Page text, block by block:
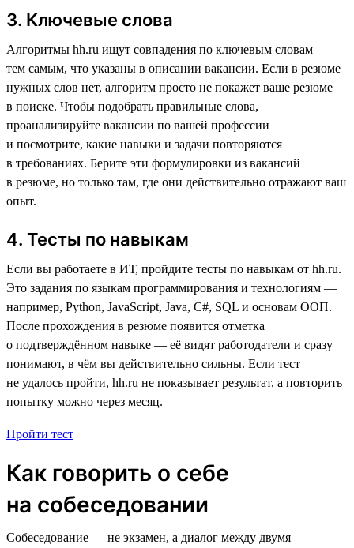
3. Ключевые слова
Алгоритмы hh.ru ищут совпадения по ключевым словам —
тем самым, что указаны в описании вакансии. Если в резюме
нужных слов нет, алгоритм просто не покажет ваше резюме
в поиске. Чтобы подобрать правильные слова,
проанализируйте вакансии по вашей профессии
и посмотрите, какие навыки и задачи повторяются
в требованиях. Берите эти формулировки из вакансий
в резюме, но только там, где они действительно отражают ваш
опыт.
4. Тесты по навыкам
Если вы работаете в ИТ, пройдите тесты по навыкам от hh.ru.
Это задания по языкам программирования и технологиям —
например, Python, JavaScript, Java, C#, SQL и основам ООП.
После прохождения в резюме появится отметка
о подтверждённом навыке — её видят работодатели и сразу
понимают, в чём вы действительно сильны. Если тест
не удалось пройти, hh.ru не показывает результат, а повторить
попытку можно через месяц.
Пройти тест
Как говорить о себе
на собеседовании
Собеседование — не экзамен, а диалог между двумя